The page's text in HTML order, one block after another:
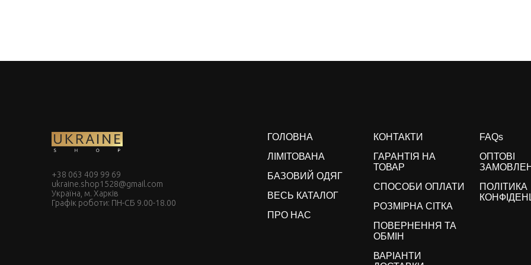
+38 063 409 99 69
ukraine.shop1528@gmail.com
Україна, м. Харків
Графік роботи: ПН-СБ 9.00-18.00
ГОЛОВНА
ЛІМІТОВАНА
БАЗОВИЙ ОДЯГ
ВЕСЬ КАТАЛОГ
ПРО НАС
КОНТАКТИ
ГАРАНТІЯ НА
ТОВАР
СПОСОБИ ОПЛАТИ
РОЗМІРНА СІТКА
ПОВЕРНЕННЯ ТА
ОБМІН
ВАРІАНТИ
FAQs
ОПТОВІ
ПОЛІТИКА